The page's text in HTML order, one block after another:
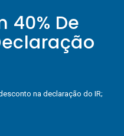
40% De
na declaração do IR;